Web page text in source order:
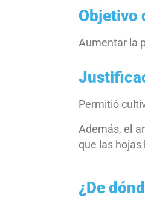
Objetivo
Aumentar la
Permitió
Además, el
que las
¿De